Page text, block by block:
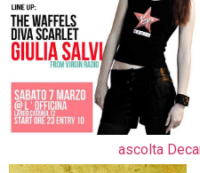
ascolta